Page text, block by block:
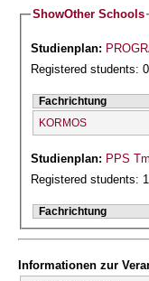
ShowOther Schools
Studienplan:
Registered students: 0
Fachrichtung
KORMOS
Studienplan: PPS
Registered students: 1
Fachrichtung
Informationen zur